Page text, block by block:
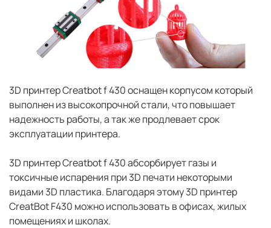
3D принтер Сreatbot f 430 оснащен корпусом который
выполнен из высокопрочной стали, что повышает
надежность работы, а так же продлевает срок
эксплуатации принтера.
3D принтер Сreatbot f 430 абсорбирует газы и
токсичные испарения при 3D печати некоторыми
видами 3D пластика. Благодаря этому 3D принтер
CreatBot F430 можно использовать в офисах, жилых
помещениях и школах.